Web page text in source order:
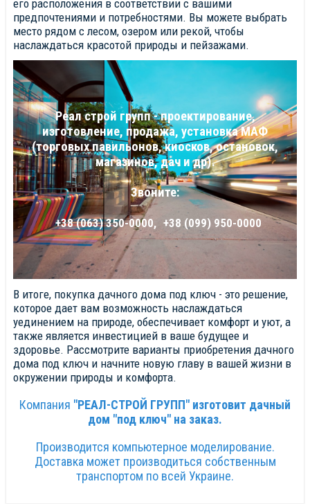
его расположения в соответствии с вашими
предпочтениями и потребностями. Вы можете выбрать
место рядом с лесом, озером или рекой, чтобы
наслаждаться красотой природы и пейзажами.
Реал строй групп - проектирование,
изготовление, продажа, установка МАФ
(торговых павильонов, киосков, остановок,
магазинов, дач и др).
Звоните:
+38 (063) 350-0000, +38 (099) 950-0000
В итоге, покупка дачного дома под ключ - это решение,
которое дает вам возможность наслаждаться
уединением на природе, обеспечивает комфорт и уют, а
также является инвестицией в ваше будущее и
здоровье. Рассмотрите варианты приобретения дачного
дома под ключ и начните новую главу в вашей жизни в
окружении природы и комфорта.
Компания "РЕАЛ-СТРОЙ ГРУПП" изготовит дачный
дом "под ключ" на заказ.
Производится компьютерное моделирование.
Доставка может производиться собственным
транспортом по всей Украине.